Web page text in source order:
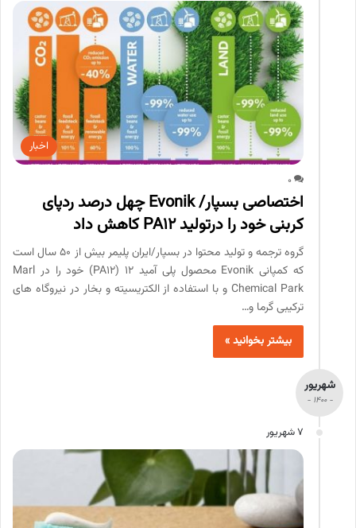
اخبار
0
اختصاصی بسپار/ Evonik چهل درصد ردپای
کربنی خود را درتولید PA12 کاهش داد
گروه ترجمه و تولید محتوا در بسپار/ایران پلیمر بیش از 50 سال است
که کمپانی Evonik محصول پلی آمید 12 (PA12) خود را در Marl
Chemical Park و با استفاده از الکتریسیته و بخار در نیروگاه های
ترکیبی گرما و…
بیشتر بخوانید »
شهریور
- 1400 -
7 شهریور